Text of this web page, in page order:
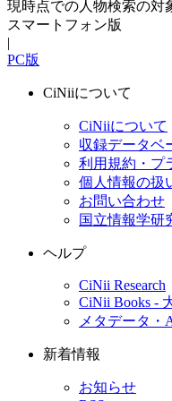
現時点での人物検索の対
スマートフォン版
|
PC版
CiNiiについて
CiNiiについて
収録データベ
利用規約・プ
個人情報の扱
お問い合わせ
国立情報学研
ヘルプ
CiNii Research
CiNii Books -
メタデータ・
新着情報
お知らせ